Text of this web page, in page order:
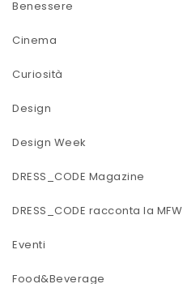
Benessere
Cinema
Curiosità
Design
Design Week
DRESS_CODE Magazine
DRESS_CODE racconta la MFW
Eventi
Food&Beverage